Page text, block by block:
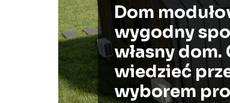
Dom
wygodny
własny
wiedzieć
wyborem